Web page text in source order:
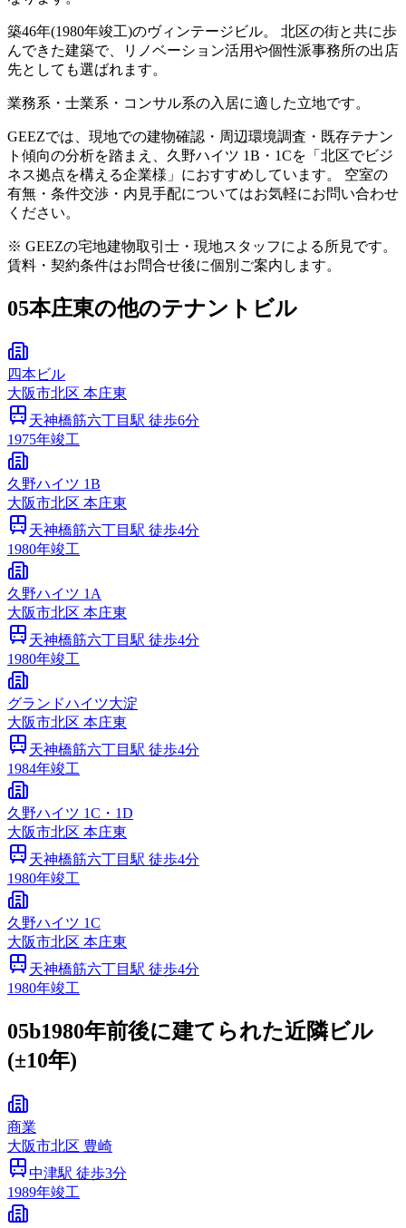
築46年(1980年竣工)のヴィンテージビル。 北区の街と共に歩
んできた建築で、リノベーション活用や個性派事務所の出店
先としても選ばれます。
業務系・士業系・コンサル系の入居に適した立地です。
GEEZでは、現地での建物確認・周辺環境調査・既存テナン
ト傾向の分析を踏まえ、久野ハイツ 1B・1Cを「北区でビジ
ネス拠点を構える企業様」におすすめしています。 空室の
有無・条件交渉・内見手配についてはお気軽にお問い合わせ
ください。
※ GEEZの宅地建物取引士・現地スタッフによる所見です。
賃料・契約条件はお問合せ後に個別ご案内します。
05本庄東の他のテナントビル
四本ビル
大阪市北区 本庄東
天神橋筋六丁目駅 徒歩6分
1975年竣工
久野ハイツ 1B
大阪市北区 本庄東
天神橋筋六丁目駅 徒歩4分
1980年竣工
久野ハイツ 1A
大阪市北区 本庄東
天神橋筋六丁目駅 徒歩4分
1980年竣工
グランドハイツ大淀
大阪市北区 本庄東
天神橋筋六丁目駅 徒歩4分
1984年竣工
久野ハイツ 1C・1D
大阪市北区 本庄東
天神橋筋六丁目駅 徒歩4分
1980年竣工
久野ハイツ 1C
大阪市北区 本庄東
天神橋筋六丁目駅 徒歩4分
1980年竣工
05b1980年前後に建てられた近隣ビル
(±10年)
商業
大阪市北区 豊崎
中津駅 徒歩3分
1989年竣工